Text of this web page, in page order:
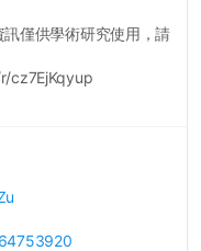
僅供學術研究使用，請
cz7EjKqyup